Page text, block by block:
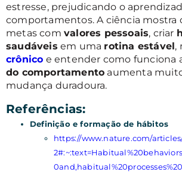
estresse, prejudicando o
comportamentos. A ciência mostra
metas com valores pessoais, criar
saudáveis em uma rotina estável,
crônico e entender como funciona
do comportamento aumenta
mudança duradoura.
Referências:
Definição e formação de hábitos
https://www.nature.com/articles/